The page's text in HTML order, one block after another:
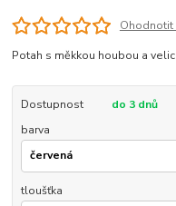
Potah s měkkou houbou a
Dostupnost
do 3 dnů
barva
tloušťka